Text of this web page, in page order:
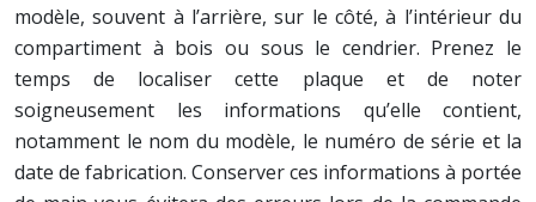
modèle, souvent à l’arrière, sur le côté, à l’intérieur du
compartiment à bois ou sous le cendrier. Prenez le
temps de localiser cette plaque et de noter
soigneusement les informations qu’elle contient,
notamment le nom du modèle, le numéro de série et la
date de fabrication. Conserver ces informations à portée